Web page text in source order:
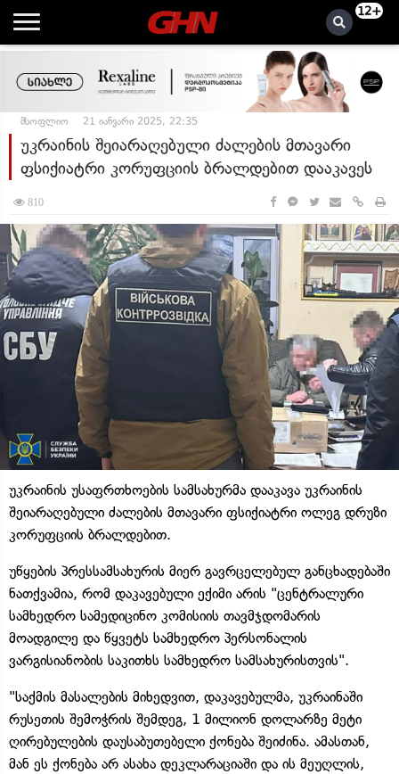
12+
მსოფლიო 21 იანვარი 2025, 22:35
უკრაინის შეიარაღებული ძალების მთავარი
ფსიქიატრი კორუფციის ბრალდებით დააკავეს
810
უკრაინის უსაფრთხოების სამსახურმა დააკავა უკრაინის
შეიარაღებული ძალების მთავარი ფსიქიატრი ოლეგ დრუზი
კორუფციის ბრალდებით.
უწყების პრესსამსახურის მიერ გავრცელებულ განცხადებაში
ნათქვამია, რომ დაკავებული ექიმი არის "ცენტრალური
სამხედრო სამედიცინო კომისიის თავმჯდომარის
მოადგილე და წყვეტს სამხედრო პერსონალის
ვარგისიანობის საკითხს სამხედრო სამსახურისთვის".
"საქმის მასალების მიხედვით, დაკავებულმა, უკრაინაში
რუსეთის შემოჭრის შემდეგ, 1 მილიონ დოლარზე მეტი
ღირებულების დაუსაბუთებელი ქონება შეიძინა. ამასთან,
მან ეს ქონება არ ასახა დეკლარაციაში და ის მეუღლის,